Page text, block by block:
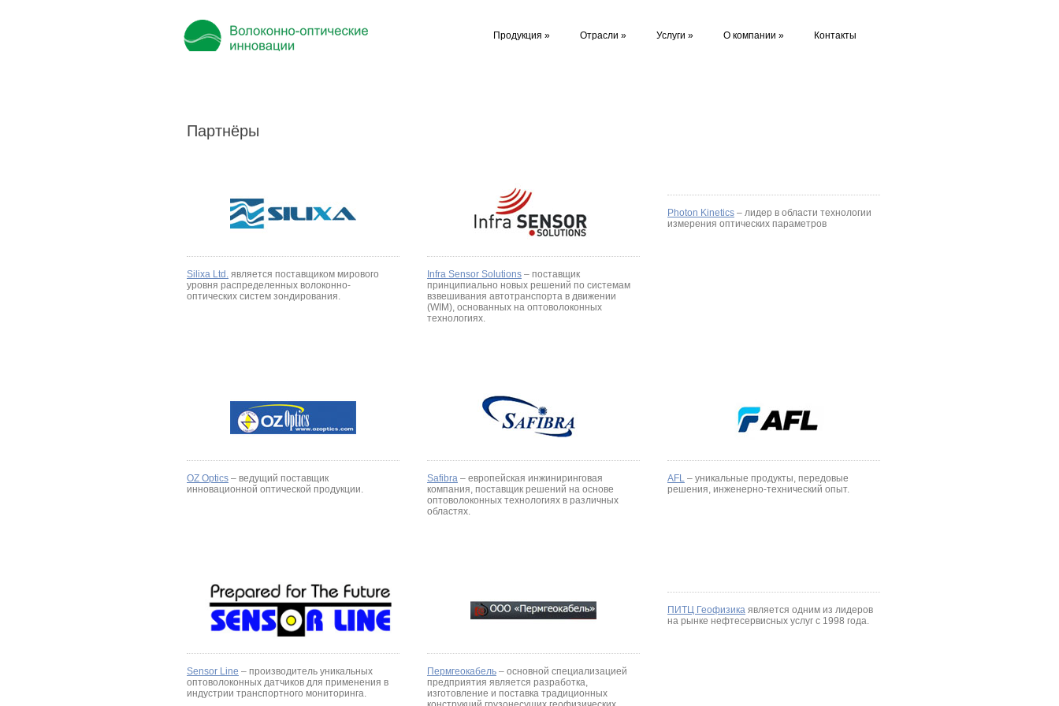
Продукция » Отрасли » Услуги » О компании » Контакты
Партнёры
Silixa Ltd. является поставщиком мирового
уровня распределенных волоконно-
оптических систем зондирования.
Infra Sensor Solutions– поставщик
принципиально новых решений по системам
взвешивания автотранспорта в движении
(WIM), основанных на оптоволоконных
технологиях.
Photon Kinetics– лидер в области технологии
измерения оптических параметров
OZ Optics – ведущий поставщик
инновационной оптической продукции.
Safibra– европейская инжиниринговая
компания, поставщик решений на основе
оптоволоконных технологиях в различных
областях.
AFL– уникальные продукты, передовые
решения, инженерно-технический опыт.
Sensor Line – производитель уникальных
оптоволоконных датчиков для применения в
индустрии транспортного мониторинга.
Пермгеокабель– основной специализацией
предприятия является разработка,
изготовление и поставка традиционных
ПИТЦ Геофизикаявляется одним из лидеров
на рынке нефтесервисных услуг с 1998 года.